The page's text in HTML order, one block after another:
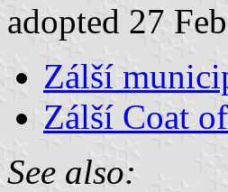
adopted 27
Zálší
Zálší Coat
See also: